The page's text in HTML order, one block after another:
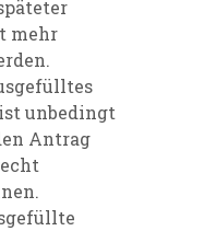
mehr
unbedingt
Antrag